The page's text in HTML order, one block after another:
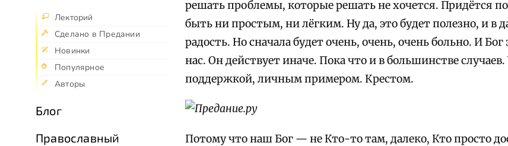
Лекторий
Сделано в Предании
Новинки
Популярное
Авторы
Блог
Православный
решать проблемы, которые решать не хочется. Придётся
быть ни простым, ни лёгким. Ну да, это будет полезно, и в
радость. Но сначала будет очень, очень, очень больно. И
нас. Он действует иначе. Пока что и в большинстве
поддержкой, личным примером. Крестом.
Потому что наш Бог — не Кто-то там, далеко, Кто просто